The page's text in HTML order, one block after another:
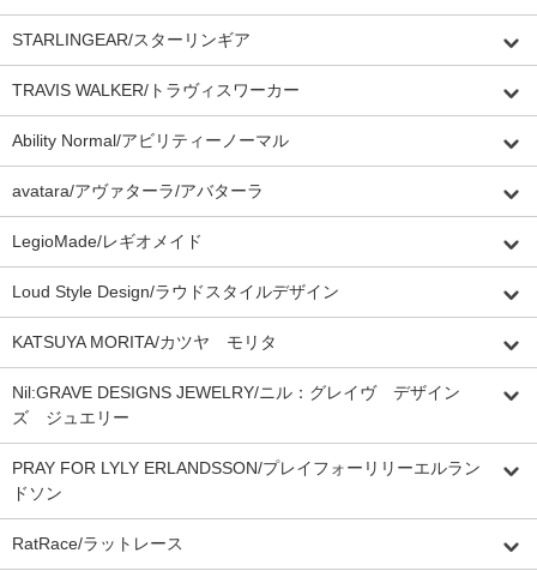
STARLINGEAR/スターリンギア
TRAVIS WALKER/トラヴィスワーカー
Ability Normal/アビリティーノーマル
avatara/アヴァターラ/アバターラ
LegioMade/レギオメイド
Loud Style Design/ラウドスタイルデザイン
KATSUYA MORITA/カツヤ モリタ
Nil:GRAVE DESIGNS JEWELRY/ニル：グレイヴ デザイン
ズ ジュエリー
PRAY FOR LYLY ERLANDSSON/プレイフォーリリーエルラン
ドソン
RatRace/ラットレース